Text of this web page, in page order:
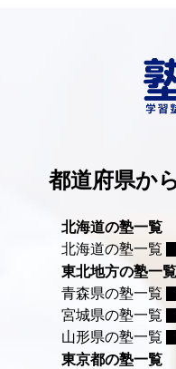
都道府県か
北海道の塾一覧
北海道の塾一覧
東北地方の塾一覧
青森県の塾一覧
宮城県の塾一覧
山形県の塾一覧
東京都の塾一覧